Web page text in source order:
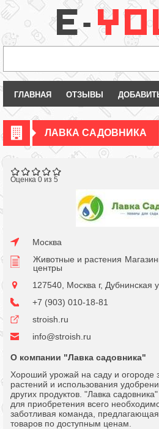
ГЛАВНАЯ ОТЗЫВЫ
ЛАВКА САДОВНИКА
Оценка 0 из 5
Москва
Животные и растения
центры
127540, Москва г, Дубнинская
+7 (903) 010-18-81
stroish.ru
info@stroish.ru
О компании "Лавка садовника"
Хороший урожай на саду и огороде
растений и использования
других продуктов. "Лавка
для приобретения всего
заботливая команда,
товаров по доступным ценам.